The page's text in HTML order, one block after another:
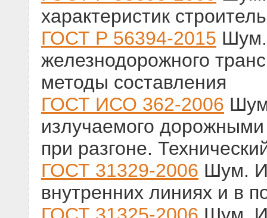
характеристик
ГОСТ Р 56394-2015 Шум.
железнодорожного
методы составления
ГОСТ ИСО 362-2006
излучаемого
при разгоне.
ГОСТ 31329-2006 Шум.
внутренних линиях и в